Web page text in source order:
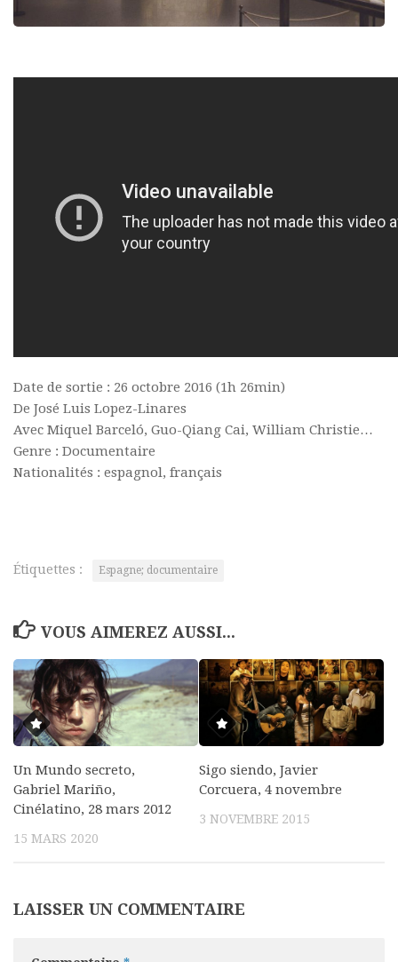
Date de sortie : 26 octobre 2016 (1h 26min)
De José Luis Lopez-Linares
Avec Miquel Barceló, Guo-Qiang Cai, William Christie…
Genre : Documentaire
Nationalités : espagnol, français
Étiquettes : Espagne; documentaire
VOUS AIMEREZ AUSSI...
Un Mundo secreto,
Gabriel Mariño,
Cinélatino, 28 mars 2012
15 MARS 2020
Sigo siendo, Javier
Corcuera, 4 novembre
3 NOVEMBRE 2015
LAISSER UN COMMENTAIRE